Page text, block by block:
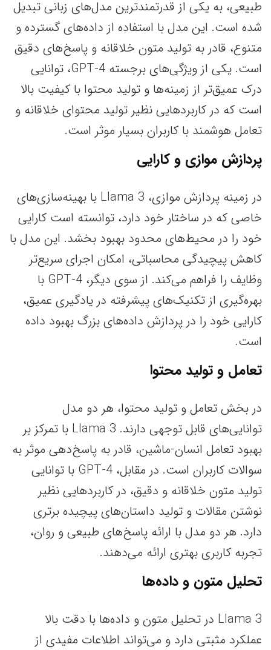
طبیعی، به یکی از قدرتمندترین مدل‌های زبانی تبدیل
شده است. این مدل با استفاده از داده‌های گسترده و
متنوع، قادر به تولید متون خلاقانه و پاسخ‌های دقیق
است. یکی از ویژگی‌های برجسته GPT-4، توانایی
درک عمیق‌تر از زمینه‌ها و تولید محتوا با کیفیت بالا
است که در کاربردهایی نظیر تولید محتوای خلاقانه و
تعامل هوشمند با کاربران بسیار موثر است.
پردازش موازی و کارایی
در زمینه پردازش موازی، Llama 3 با بهینه‌سازی‌های
خاصی که در ساختار خود دارد، توانسته است کارایی
خود را در محیط‌های محدود بهبود بخشد. این مدل با
کاهش پیچیدگی محاسباتی، امکان اجرای سریع‌تر
وظایف را فراهم می‌کند. از سوی دیگر، GPT-4 با
بهره‌گیری از تکنیک‌های پیشرفته در یادگیری عمیق،
کارایی خود را در پردازش داده‌های بزرگ بهبود داده
است.
تعامل و تولید محتوا
در بخش تعامل و تولید محتوا، هر دو مدل
توانایی‌های قابل توجهی دارند. Llama 3 با تمرکز بر
بهبود تعامل انسان-ماشین، قادر به پاسخ‌دهی موثر به
سوالات کاربران است. در مقابل، GPT-4 با توانایی
تولید متون خلاقانه و دقیق، در کاربردهایی نظیر
نوشتن مقالات و تولید داستان‌های پیچیده برتری
دارد. هر دو مدل با ارائه پاسخ‌های طبیعی و روان،
تجربه کاربری بهتری ارائه می‌دهند.
تحلیل متون و داده‌ها
Llama 3 در تحلیل متون و داده‌ها با دقت بالا
عملکرد مثبتی دارد و می‌تواند اطلاعات مفیدی از